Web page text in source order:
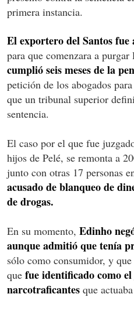
primera instancia.
El exportero del Santos
para que comenzara a
cumplió seis meses de la
petición de los abogados
que un tribunal superior
sentencia.
El caso por el que fue
hijos de Pelé, se remonta a
junto con otras 17 personas
acusado de blanqueo de
de drogas.
En su momento, Edinho
aunque admitió que tenía
sólo como consumidor, y
que fue identificado como
narcotraficantes que